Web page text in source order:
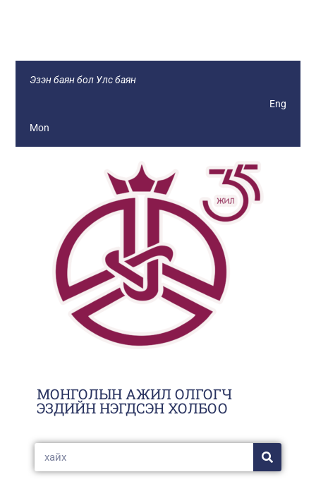
Эзэн баян бол Улс баян
Eng
Mon
МОНГОЛЫН АЖИЛ ОЛГОГЧ
ЭЗДИЙН НЭГДСЭН ХОЛБОО